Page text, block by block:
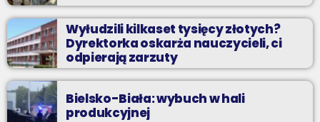
Wyłudzili kilkaset tysięcy złotych?
Dyrektorka oskarża nauczycieli, ci
odpierają zarzuty
Bielsko-Biała: wybuch w hali
produkcyjnej